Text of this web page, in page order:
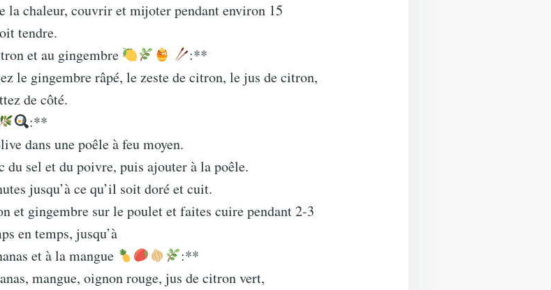
chaleur, couvrir et mijoter pendant environ 15
tendre.
et au gingembre
:**
le gingembre râpé, le zeste de citron, le jus de citron,
de côté.
:**
dans une poêle à feu moyen.
du sel et du poivre, puis ajouter à la poêle.
jusqu’à ce qu’il soit doré et cuit.
et gingembre sur le poulet et faites cuire pendant 2-3
en temps, jusqu’à
et à la mangue
:**
mangue, oignon rouge, jus de citron vert,